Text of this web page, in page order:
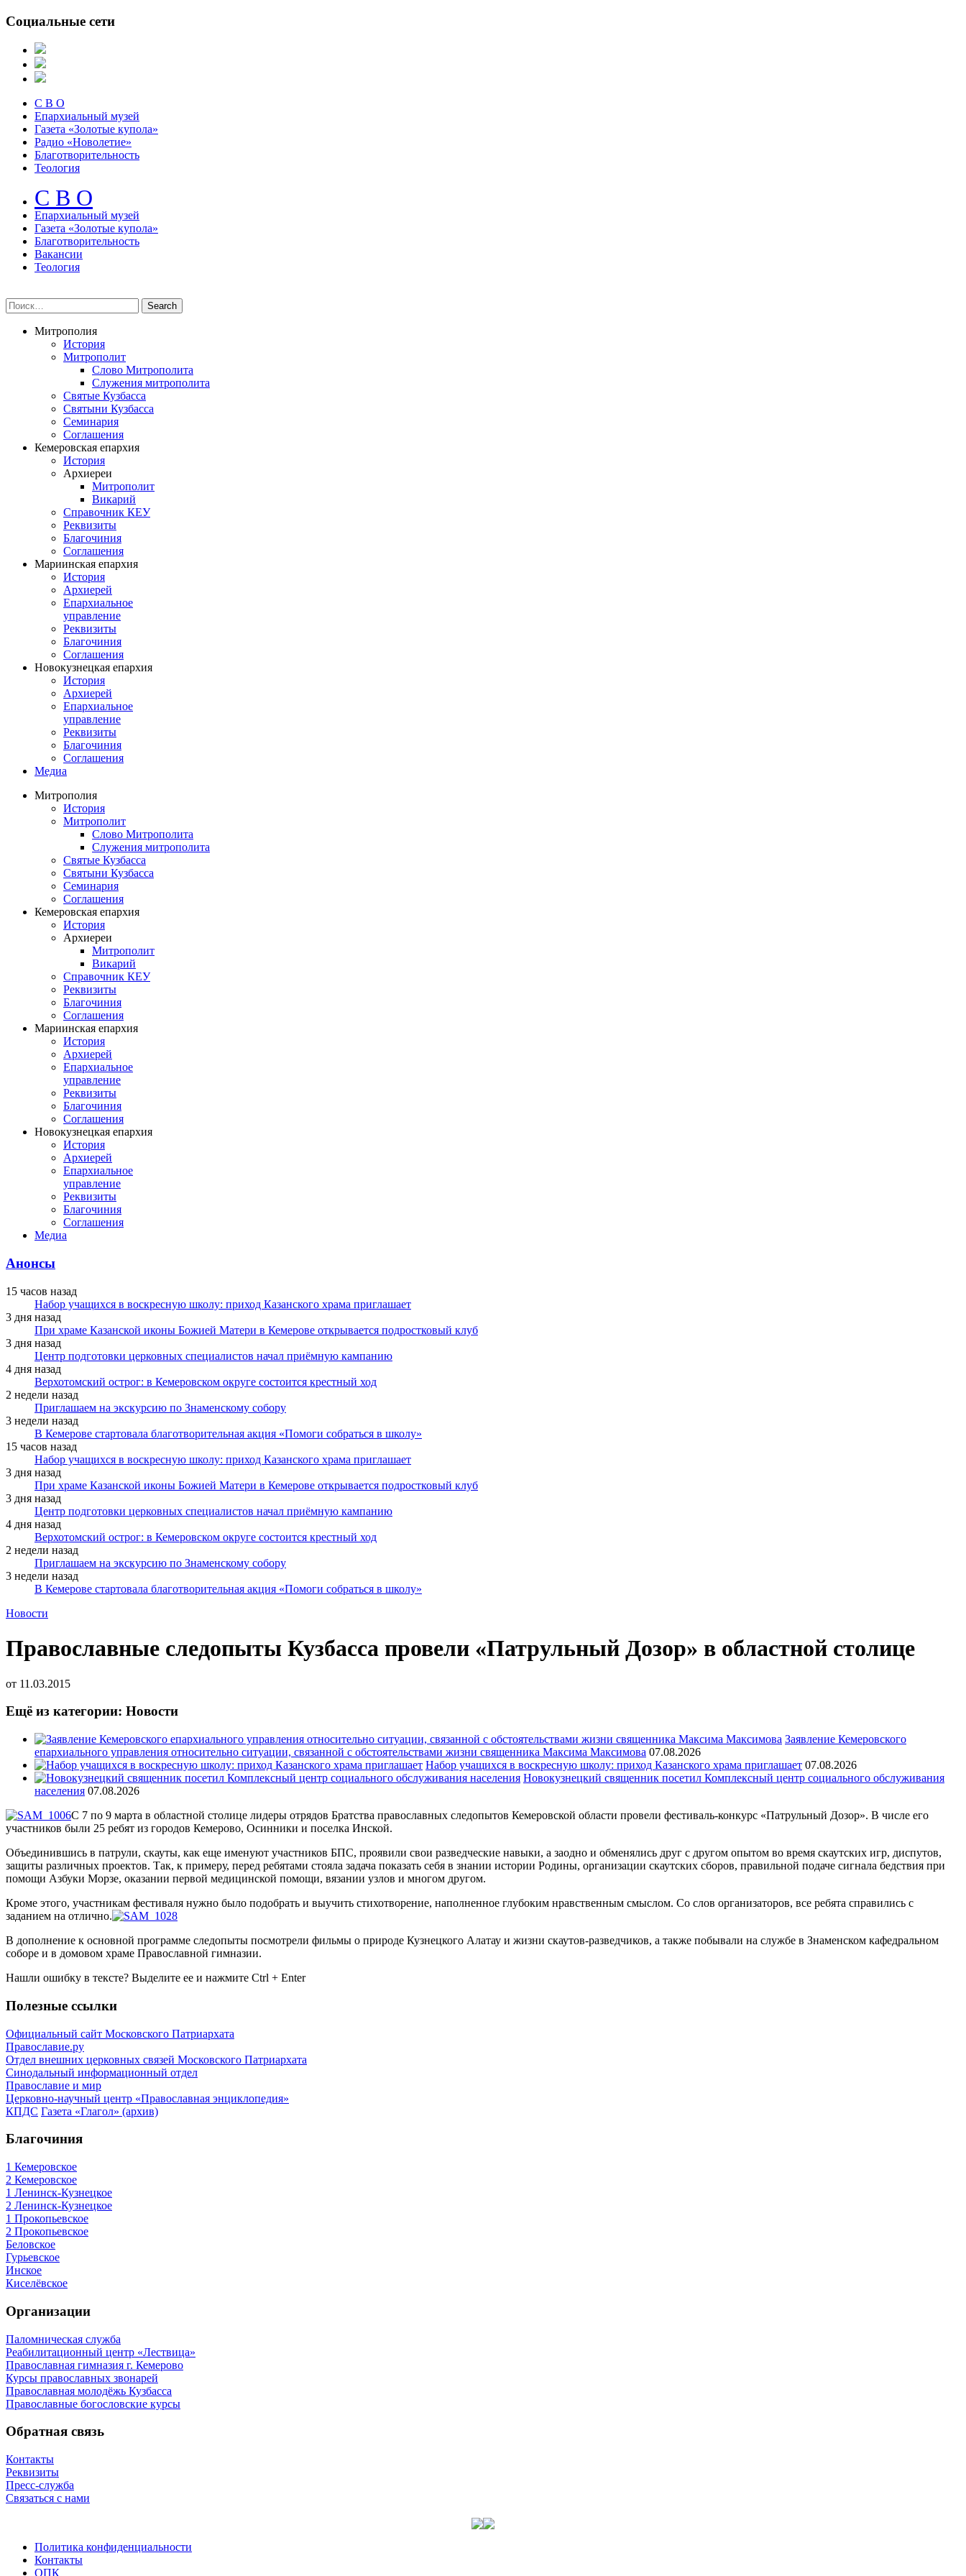
Социальные сети
С В О
Епархиальный музей
Газета «Золотые купола»
Радио «Новолетие»
Благотворительность
Теология
С В О
Епархиальный музeй
Газета «Золотые купола»
Благотворительность
Вакансии
Теология
Митрополия
История
Митрополит
Слово Митрополита
Служения митрополита
Святые Кузбасса
Святыни Кузбасса
Семинария
Соглашения
Кемеровская епархия
История
Архиереи
Митрополит
Викарий
Справочник КЕУ
Реквизиты
Благочиния
Соглашения
Мариинская епархия
История
Архиерей
Епархиальное
управление
Реквизиты
Благочиния
Соглашения
Новокузнецкая епархия
История
Архиерей
Епархиальное
управление
Реквизиты
Благочиния
Соглашения
Медиа
Митрополия
История
Митрополит
Слово Митрополита
Служения митрополита
Святые Кузбасса
Святыни Кузбасса
Семинария
Соглашения
Кемеровская епархия
История
Архиереи
Митрополит
Викарий
Справочник КЕУ
Реквизиты
Благочиния
Соглашения
Мариинская епархия
История
Архиерей
Епархиальное
управление
Реквизиты
Благочиния
Соглашения
Новокузнецкая епархия
История
Архиерей
Епархиальное
управление
Реквизиты
Благочиния
Соглашения
Медиа
Анонсы
15 часов назад
Набор учащихся в воскресную школу: приход Казанского храма приглашает
3 дня назад
При храме Казанской иконы Божией Матери в Кемерове открывается подростковый клуб
3 дня назад
Центр подготовки церковных специалистов начал приёмную кампанию
4 дня назад
Верхотомский острог: в Кемеровском округе состоится крестный ход
2 недели назад
Приглашаем на экскурсию по Знаменскому собору
3 недели назад
В Кемерове стартовала благотворительная акция «Помоги собраться в школу»
15 часов назад
Набор учащихся в воскресную школу: приход Казанского храма приглашает
3 дня назад
При храме Казанской иконы Божией Матери в Кемерове открывается подростковый клуб
3 дня назад
Центр подготовки церковных специалистов начал приёмную кампанию
4 дня назад
Верхотомский острог: в Кемеровском округе состоится крестный ход
2 недели назад
Приглашаем на экскурсию по Знаменскому собору
3 недели назад
В Кемерове стартовала благотворительная акция «Помоги собраться в школу»
Новости
Православные следопыты Кузбасса провели «Патрульный Дозор» в областной столице
от 11.03.2015
Ещё из категории: Новости
Заявление Кемеровского
епархиального управления относительно ситуации, связанной с обстоятельствами жизни священника Максима Максимова 07.08.2026
Набор учащихся в воскресную школу: приход Казанского храма приглашает 07.08.2026
Новокузнецкий священник посетил Комплексный центр социального обслуживания
населения 07.08.2026
С 7 по 9 марта в областной столице лидеры отрядов Братства православных следопытов Кемеровской области провели фестиваль-конкурс «Патрульный Дозор». В числе его
участников были 25 ребят из городов Кемерово, Осинники и поселка Инской.
Объединившись в патрули, скауты, как еще именуют участников БПС, проявили свои разведческие навыки, а заодно и обменялись друг с другом опытом во время скаутских игр, диспутов,
защиты различных проектов. Так, к примеру, перед ребятами стояла задача показать себя в знании истории Родины, организации скаутских сборов, правильной подаче сигнала бедствия при
помощи Азбуки Морзе, оказании первой медицинской помощи, вязании узлов и многом другом.
Кроме этого, участникам фестиваля нужно было подобрать и выучить стихотворение, наполненное глубоким нравственным смыслом. Со слов организаторов, все ребята справились с
заданием на отлично.
В дополнение к основной программе следопыты посмотрели фильмы о природе Кузнецкого Алатау и жизни скаутов-разведчиков, а также побывали на службе в Знаменском кафедральном
соборе и в домовом храме Православной гимназии.
Нашли ошибку в тексте? Выделите ее и нажмите Ctrl + Enter
Полезные ссылки
Официальный сайт Московского Патриархата
Православие.ру
Отдел внешних церковных связей Московского Патриархата
Синодальный информационный отдел
Православие и мир
Церковно-научный центр «Православная энциклопедия»
КПДС Газета «Глагол» (архив)
Благочиния
1 Кемеровское
2 Кемеровское
1 Ленинск-Кузнецкое
2 Ленинск-Кузнецкое
1 Прокопьевское
2 Прокопьевское
Беловское
Гурьевское
Инское
Киселёвское
Организации
Паломническая служба
Реабилитационный центр «Лествица»
Православная гимназия г. Кемерово
Курсы православных звонарей
Православная молодёжь Кузбасса
Православные богословские курсы
Обратная связь
Контакты
Реквизиты
Пресс-служба
Связаться с нами
Политика конфиденциальности
Контакты
ОПК